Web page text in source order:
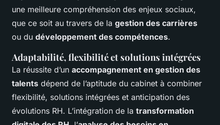
une meilleure compréhension des enjeux sociaux,
que ce soit au travers de la gestion des carrières
ou du développement des compétences.
Adaptabilité, flexibilité et solutions intégrées
La réussite d’un accompagnement en gestion des
talents dépend de l’aptitude du cabinet à combiner
flexibilité, solutions intégrées et anticipation des
évolutions RH. L’intégration de la transformation